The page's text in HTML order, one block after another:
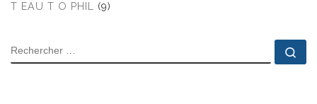
T EAU T O PHIL
(9)
RECHERCHER